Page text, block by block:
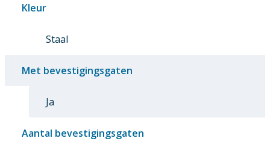
Kleur
Staal
Met bevestigingsgaten
Ja
Aantal bevestigingsgaten